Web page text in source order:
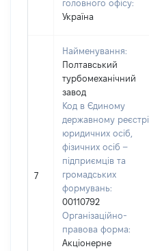
головного офісу:
Україна
7
Найменування:
Полтавський
турбомеханічний
завод
Код в Єдиному
державному реєстрі
юридичних осіб,
фізичних осіб –
підприємців та
громадських
формувань:
00110792
Організаційно-
правова форма:
Акціонерне